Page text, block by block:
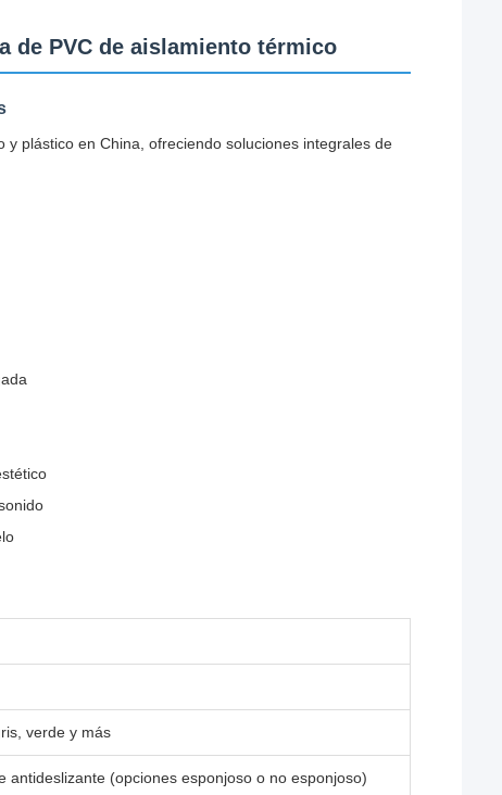
de PVC de aislamiento térmico
plástico en China, ofreciendo soluciones integrales de
verde y más
antideslizante (opciones esponjoso o no esponjoso)